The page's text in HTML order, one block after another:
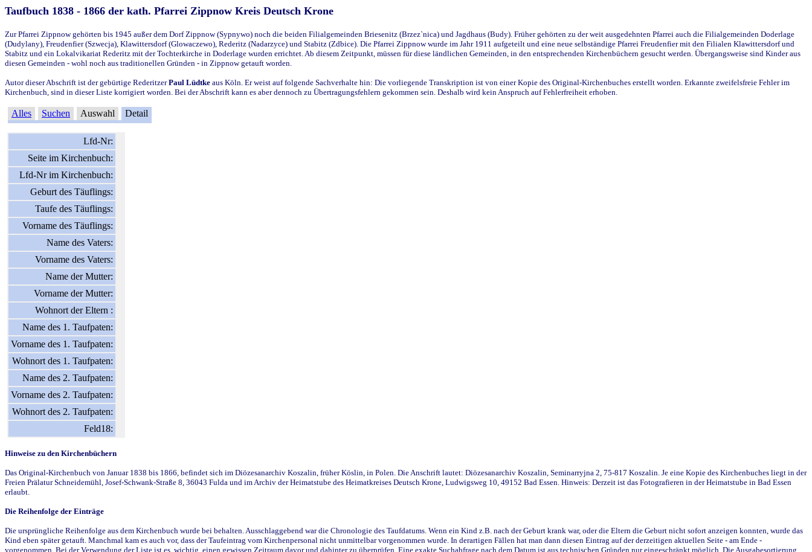
Taufbuch 1838 - 1866 der kath. Pfarrei Zippnow Kreis Deutsch Krone
Zur Pfarrei Zippnow gehörten bis 1945 außer dem Dorf Zippnow (Sypnywo) noch die beiden Filialgemeinden Briesenitz (Brzez`nica) und Jagdhaus (Budy). Früher gehörten zu der weit ausgedehnten Pfarrei auch die Filialgemeinden Doderlage
(Dudylany), Freudenfier (Szwecja), Klawittersdorf (Glowaczewo), Rederitz (Nadarzyce) und Stabitz (Zdbice). Die Pfarrei Zippnow wurde im Jahr 1911 aufgeteilt und eine neue selbständige Pfarrei Freudenfier mit den Filialen Klawittersdorf und
Stabitz und ein Lokalvikariat Rederitz mit der Tochterkirche in Doderlage wurden errichtet. Ab diesem Zeitpunkt, müssen für diese ländlichen Gemeinden, in den entsprechenden Kirchenbüchern gesucht werden. Übergangsweise sind Kinder aus
diesen Gemeinden - wohl noch aus traditionellen Gründen - in Zippnow getauft worden.
Autor dieser Abschrift ist der gebürtige RederitzerPaul Lüdtke aus Köln. Er weist auf folgende Sachverhalte hin: Die vorliegende Transkription ist von einer Kopie des Original-Kirchenbuches erstellt worden. Erkannte zweifelsfreie Fehler im
Kirchenbuch, sind in dieser Liste korrigiert worden. Bei der Abschrift kann es aber dennoch zu Übertragungsfehlern gekommen sein. Deshalb wird kein Anspruch auf Fehlerfreiheit erhoben.
Alles Suchen Auswahl Detail
Lfd-Nr:
Seite im Kirchenbuch:
Lfd-Nr im Kirchenbuch:
Geburt des Täuflings:
Taufe des Täuflings:
Vorname des Täuflings:
Name des Vaters:
Vorname des Vaters:
Name der Mutter:
Vorname der Mutter:
Wohnort der Eltern :
Name des 1. Taufpaten:
Vorname des 1. Taufpaten:
Wohnort des 1. Taufpaten:
Name des 2. Taufpaten:
Vorname des 2. Taufpaten:
Wohnort des 2. Taufpaten:
Feld18:
Hinweise zu den Kirchenbüchern
Das Original-Kirchenbuch von Januar 1838 bis 1866, befindet sich im Diözesanarchiv Koszalin, früher Köslin, in Polen. Die Anschrift lautet: Diözesanarchiv Koszalin, Seminarryjna 2, 75-817 Koszalin. Je eine Kopie des Kirchenbuches liegt in der
Freien Prälatur Schneidemühl, Josef-Schwank-Straße 8, 36043 Fulda und im Archiv der Heimatstube des Heimatkreises Deutsch Krone, Ludwigsweg 10, 49152 Bad Essen. Hinweis: Derzeit ist das Fotografieren in der Heimatstube in Bad Essen
erlaubt.
Die Reihenfolge der Einträge
Die ursprüngliche Reihenfolge aus dem Kirchenbuch wurde bei behalten. Ausschlaggebend war die Chronologie des Taufdatums. Wenn ein Kind z.B. nach der Geburt krank war, oder die Eltern die Geburt nicht sofort anzeigen konnten, wurde das
Kind eben später getauft. Manchmal kam es auch vor, dass der Taufeintrag vom Kirchenpersonal nicht unmittelbar vorgenommen wurde. In derartigen Fällen hat man dann diesen Eintrag auf der derzeitigen aktuellen Seite - am Ende -
vorgenommen. Bei der Verwendung der Liste ist es wichtig, einen gewissen Zeitraum davor und dahinter zu überprüfen. Eine exakte Suchabfrage nach dem Datum ist aus technischen Gründen nur eingeschränkt möglich. Die Ausgabesortierung